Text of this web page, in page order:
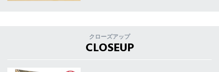
クローズアップ
CLOSEUP